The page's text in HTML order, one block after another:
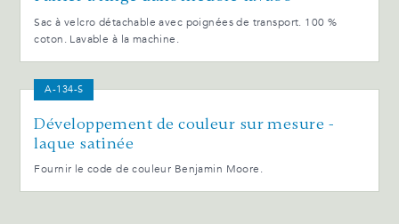
Sac à velcro détachable avec poignées de transport. 100 %
coton. Lavable à la machine.
A-134-S
Développement de couleur sur mesure -
laque satinée
Fournir le code de couleur Benjamin Moore.